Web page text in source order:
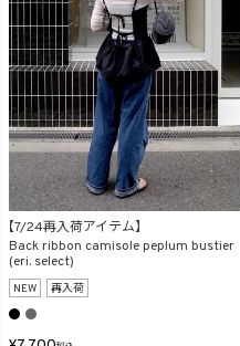
【7/24再入荷アイテム】
Back ribbon camisole peplum bustier
(eri. select)
NEW 再入荷